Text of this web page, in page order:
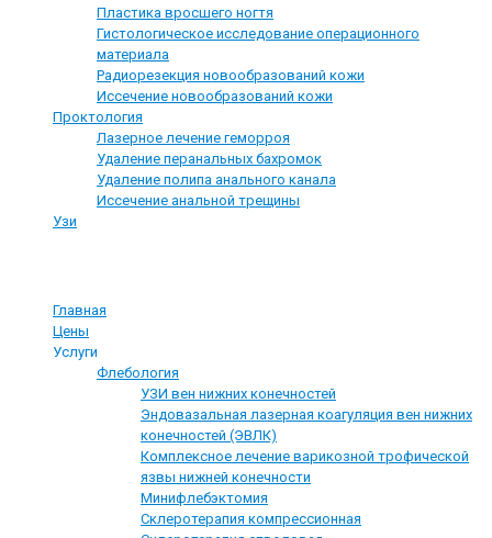
Пластика вросшего ногтя
Гистологическое исследование операционного
материала
Радиорезекция новообразований кожи
Иссечение новообразований кожи
Проктология
Лазерное лечение геморроя
Удаление перанальных бахромок
Удаление полипа анального канала
Иссечение анальной трещины
Узи
Главная
Цены
Услуги
Флебология
УЗИ вен нижних конечностей
Эндовазальная лазерная коагуляция вен нижних
конечностей (ЭВЛК)
Комплексное лечение варикозной трофической
язвы нижней конечности
Минифлебэктомия
Склеротерапия компрессионная